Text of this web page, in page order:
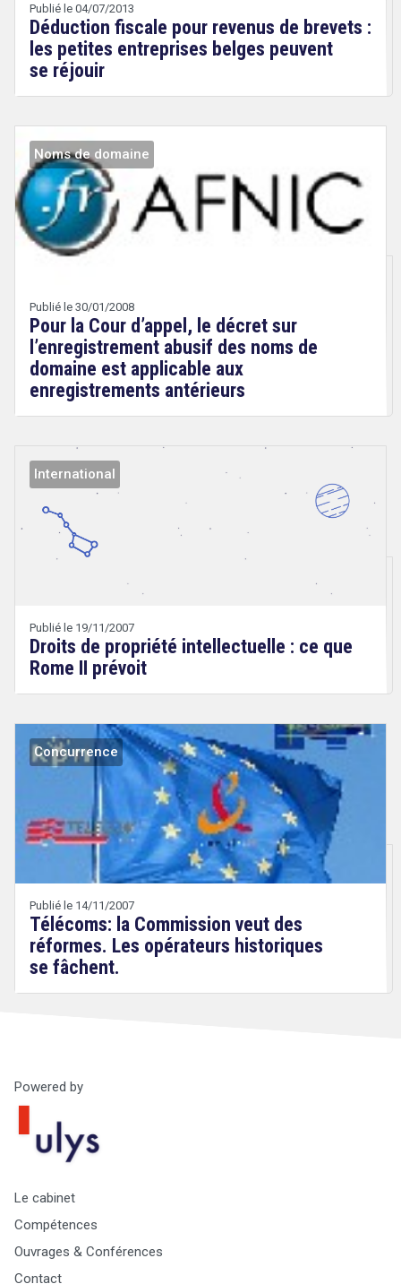
Publié le 04/07/2013
Déduction fiscale pour revenus de brevets :
les petites entreprises belges peuvent
se réjouir
Droit
&
Technologies
Noms de domaine
Publié le 30/01/2008
Pour la Cour d’appel, le décret sur
l’enregistrement abusif des noms de
domaine est applicable aux
enregistrements antérieurs
International
Publié le 19/11/2007
Droits de propriété intellectuelle : ce que
Rome II prévoit
&
Technologies
Concurrence
Publié le 14/11/2007
Télécoms: la Commission veut des
réformes. Les opérateurs historiques
se fâchent.
&
Technologies
Powered by
Le cabinet
Compétences
Ouvrages & Conférences
Contact